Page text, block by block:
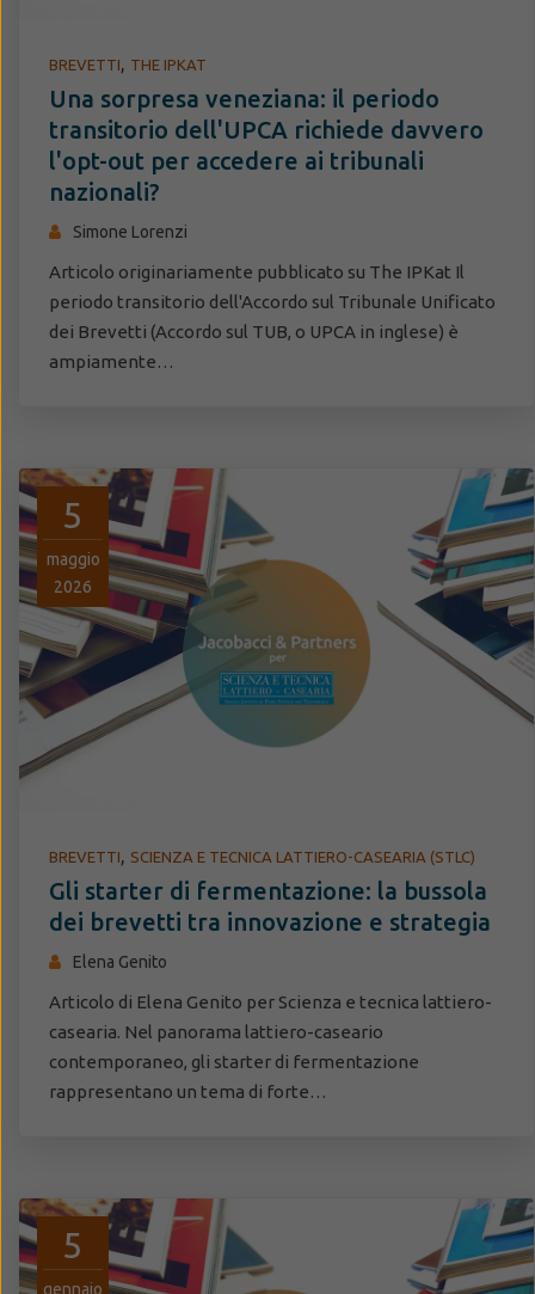
BREVETTI, THE IPKAT
Una sorpresa veneziana: il periodo
transitorio dell'UPCA richiede davvero
l'opt-out per accedere ai tribunali
nazionali?
Simone Lorenzi
Articolo originariamente pubblicato su The IPKat Il
periodo transitorio dell'Accordo sul Tribunale Unificato
dei Brevetti (Accordo sul TUB, o UPCA in inglese) è
ampiamente…
5
maggio
2026
BREVETTI, SCIENZA E TECNICA LATTIERO-CASEARIA (STLC)
Gli starter di fermentazione: la bussola
dei brevetti tra innovazione e strategia
Elena Genito
Articolo di Elena Genito per Scienza e tecnica lattiero-
casearia. Nel panorama lattiero-caseario
contemporaneo, gli starter di fermentazione
rappresentano un tema di forte…
5
gennaio